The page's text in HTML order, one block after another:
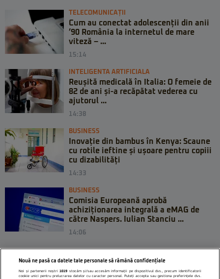
TELECOMUNICAȚII
Cum au conectat adolescenții din anii
’90 România la internetul de mare
viteză – ...
15:14
INTELIGENTA ARTIFICIALA
Reușită medicală în Italia: O femeie de
82 de ani și-a recăpătat vederea cu
ajutorul ...
14:38
BUSINESS
Inovație din bambus în Kenya: Scaune
cu rotile ieftine și ușoare pentru copiii
cu dizabilități
14:33
BUSINESS
Comisia Europeană aprobă
achiziționarea integrală a eMAG de
către Naspers. Iulian Stanciu ...
14:06
Nouă ne pasă ca datele tale personale să rămână confidențiale
Noi și partenerii noștri1019 stocăm și/sau accesăm informații pe dispozitivul dvs., precum identificatorii
cookie unici pentru prelucrarea datelor cu caracter personal. Puteți accepta sau gestiona preferințele dvs.